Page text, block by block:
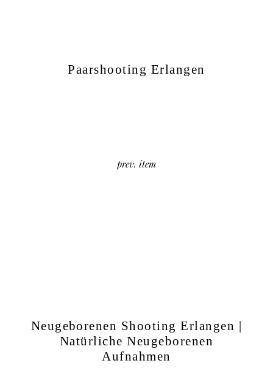
Paarshooting Erlangen
prev. item
Neugeborenen Shooting Erlangen |
Natürliche Neugeborenen
Aufnahmen